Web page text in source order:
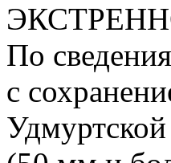
По
с